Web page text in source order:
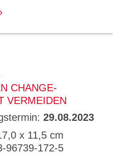
CHANGE-
VERMEIDEN
29.08.2023
x 11,5 cm
96739-172-5